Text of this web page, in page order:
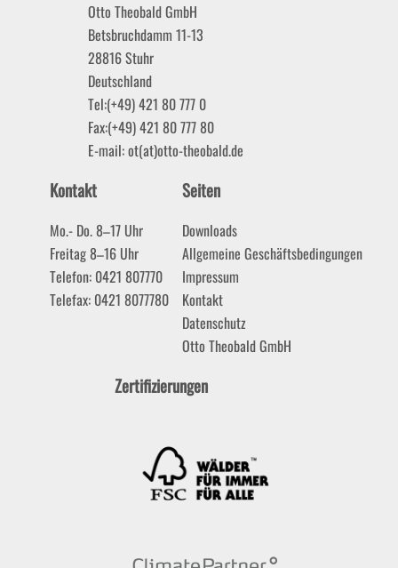
Otto Theobald GmbH
Betsbruchdamm 11-13
28816Stuhr
Deutschland
Tel:(+49) 421 80 777 0
Fax:(+49) 421 80 777 80
E-mail:ot(at)otto-theobald.de
Kontakt
Mo.- Do. 8–17 Uhr
Freitag 8–16 Uhr
Telefon: 0421 807770
Telefax: 0421 8077780
Seiten
Downloads
Allgemeine Geschäftsbedingungen
Impressum
Kontakt
Datenschutz
Otto Theobald GmbH
Zertifizierungen